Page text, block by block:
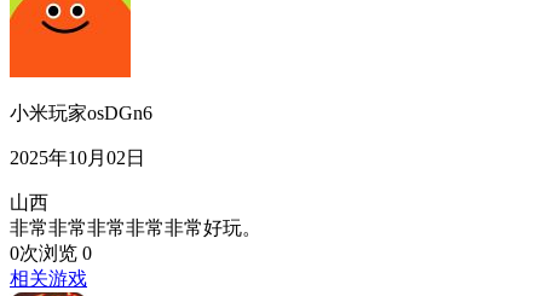
小米玩家osDGn6
2025年10月02日
山西
非常非常非常非常非常好玩。
0次浏览 0
相关游戏